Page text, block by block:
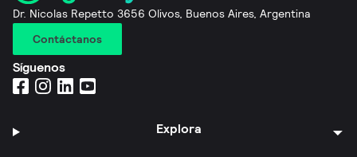
Dr. Nicolas Repetto 3656 Olivos, Buenos Aires, Argentina
Contáctanos
Síguenos
Explora